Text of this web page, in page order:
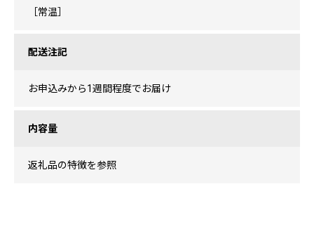
［常温］
配送注記
お申込みから1週間程度でお届け
内容量
返礼品の特徴を参照